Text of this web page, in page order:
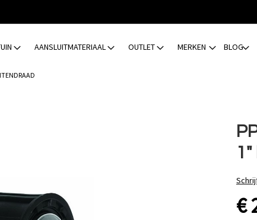
AANSLUITMATERIAAL OUTLET MERKEN BLOG
€